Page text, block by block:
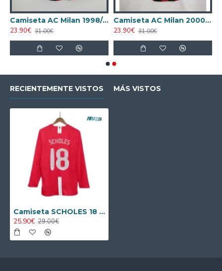
Camiseta AC Milan 1998/1999 Local Retro
23.90€ 31.00€
Camiseta AC Milan 2000/2001 Local Retro
23.90€ 31.00€
RECIENTEMENTE VISTOS MÁS VISTOS
Camiseta SCHOLES 18 Calidad THAI Manchester United Primera Equipación 2007/08 Clasico ML
25.90€ 29.00€